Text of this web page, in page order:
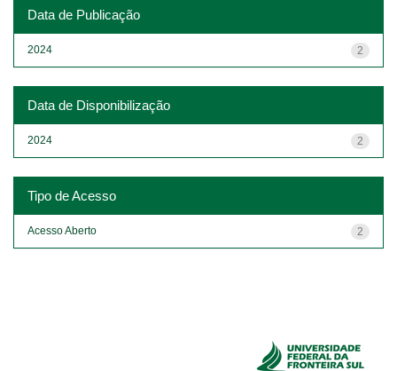
Data de Publicação
2
2024
Data de Disponibilização
2
2024
Tipo de Acesso
2
Acesso Aberto